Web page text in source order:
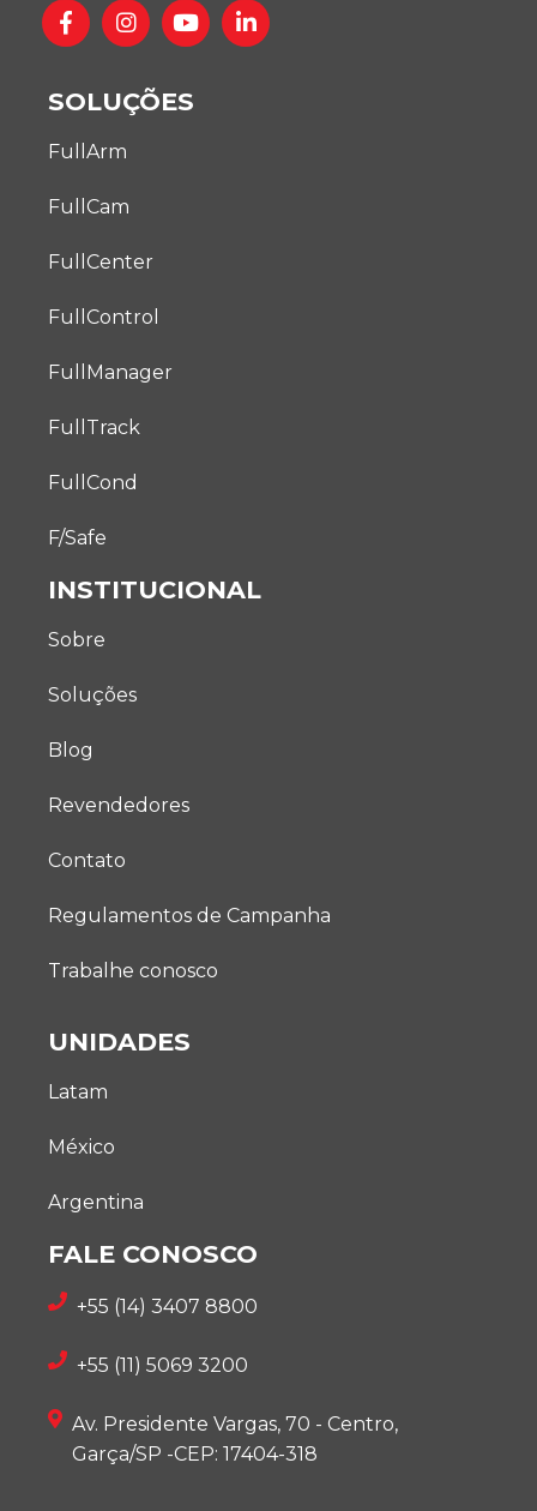
SOLUÇÕES
FullArm
FullCam
FullCenter
FullControl
FullManager
FullTrack
FullCond
F/Safe
INSTITUCIONAL
Sobre
Soluções
Blog
Revendedores
Contato
Regulamentos de Campanha
Trabalhe conosco
UNIDADES
Latam
México
Argentina
FALE CONOSCO
+55 (14) 3407 8800
+55 (11) 5069 3200
Av. Presidente Vargas, 70 - Centro,
Garça/SP -CEP: 17404-318